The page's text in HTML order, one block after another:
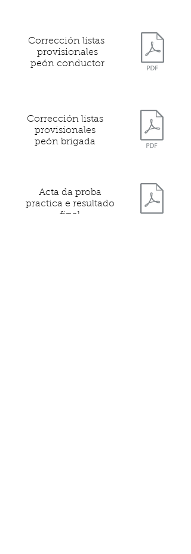
Corrección listas
provisionales
peón conductor
Corrección listas
provisionales
peón brigada
Acta da proba
practica e resultado
final